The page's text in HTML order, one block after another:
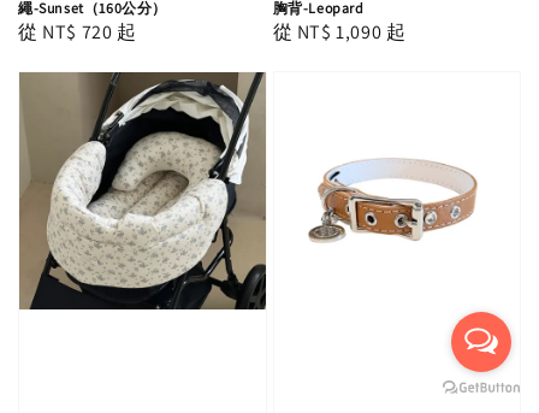
繩-Sunset（160公分）
Regular
從 NT$ 720 起
胸背-Leopard
Regular
從 NT$ 1,090 起